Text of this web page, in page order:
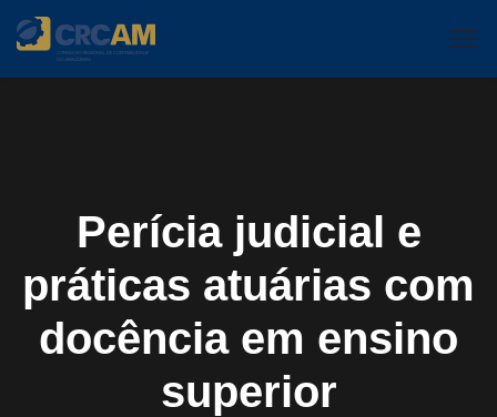
Perícia judicial e
práticas atuárias com
docência em ensino
superior